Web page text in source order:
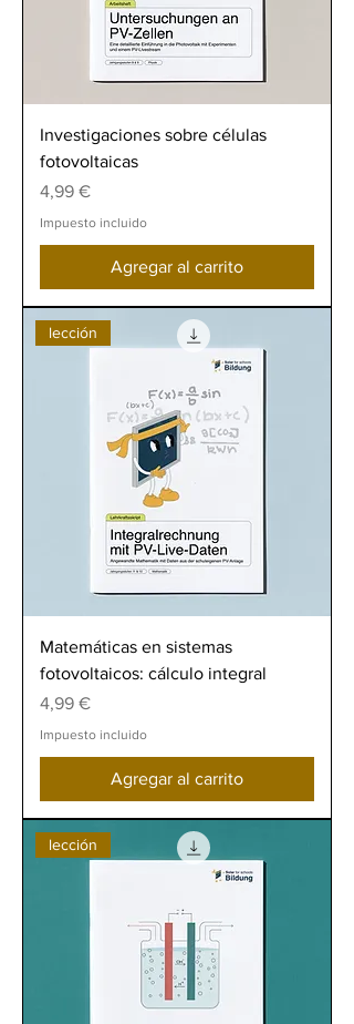
Investigaciones sobre células
fotovoltaicas
Precio
4,99 €
Impuesto incluido
Agregar al carrito
lección
Matemáticas en sistemas
fotovoltaicos: cálculo integral
Precio
4,99 €
Impuesto incluido
Agregar al carrito
lección